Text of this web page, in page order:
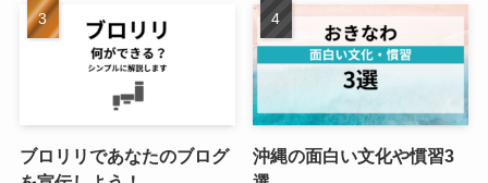
ブロリリであなたのブログ
沖縄の面白い文化や慣習3